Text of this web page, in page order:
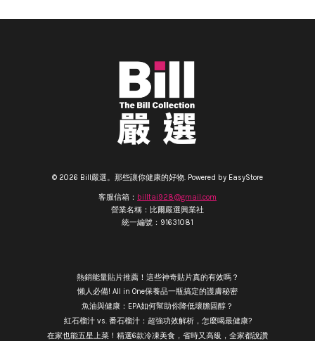
© 2026 Bill嚴選。那些讓你健康的好物. Powered by EasyStore
客服信箱： billtai928@gmail.com
營業名稱：比爾嚴選興業社
統一編號：91631081
熱銷能量貼片推薦！這些神奇貼片真的有效嗎？
懶人必備! All in One保養品一瓶搞定的護膚秘密
魚油與健康：EPA如何幫助你降低壞膽固醇？
紅石榴汁 vs. 番石榴汁：超強功效解析，怎麼喝最健康?
在家也能五星上菜！精選6款冷凍美食，省時又高級，全家都說讚